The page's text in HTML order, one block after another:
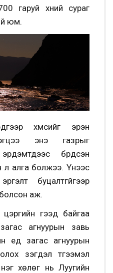
гаруй хүний сураг
юм.
хүмүүсийг эрэн
энэ газрыг
бүрдсэн
алга болжээ. Үүнээс
буцалтгүйгээр
аж.
гээд байгаа
агнуурын завь
үед загас агнуурын
үзэгдэл түгээмэл
хөлөг нь Луугийн